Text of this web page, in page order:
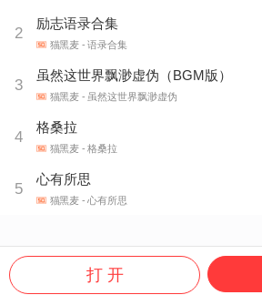
2
励志语录合集
猫黑麦 - 语录合集
3
虽然这世界飘渺虚伪（BGM版）
猫黑麦 - 虽然这世界飘渺虚伪
4
格桑拉
猫黑麦 - 格桑拉
5
心有所思
猫黑麦 - 心有所思
打 开